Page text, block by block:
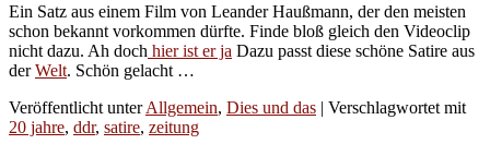
Ein Satz aus einem Film von Leander Haußmann, der den meisten
schon bekannt vorkommen dürfte. Finde bloß gleich den Videoclip
nicht dazu. Ah doch hier ist er ja Dazu passt diese schöne Satire aus
derWelt. Schön gelacht …
Veröffentlicht unter Allgemein, Dies und das | Verschlagwortet mit
20 jahre, ddr, satire, zeitung